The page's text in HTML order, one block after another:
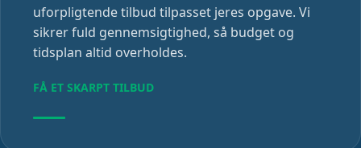
uforpligtende tilbud tilpasset jeres opgave. Vi
sikrer fuld gennemsigtighed, så budget og
tidsplan altid overholdes.
FÅ ET SKARPT TILBUD